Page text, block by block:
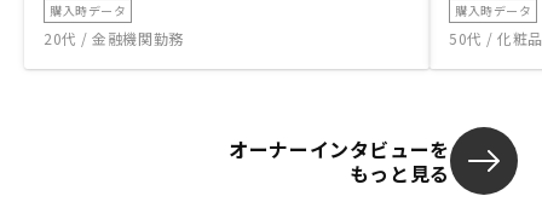
購入時データ
20代 / 金融機関勤務
購入時データ
50代 / 化粧
オーナーインタビューを
もっと見る